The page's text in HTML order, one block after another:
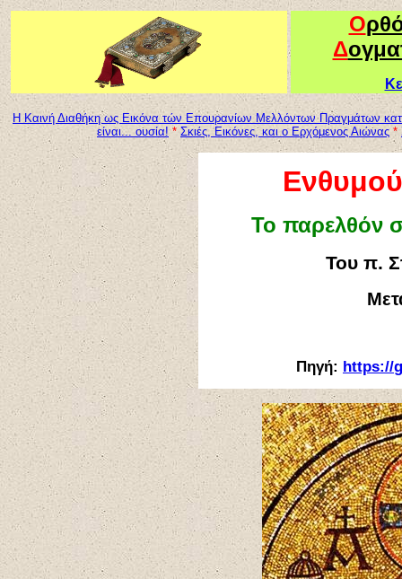
Ο
Δ
Η Καινή Διαθήκη ως Εικόνα τών Επουρανίων Μελλόντων Πραγμάτων
είναι... ουσία! * Σκιές, Εικόνες, και o Ερχόμενος Αιώνας *
Το παρελθόν
Του π.
Πηγή: https://